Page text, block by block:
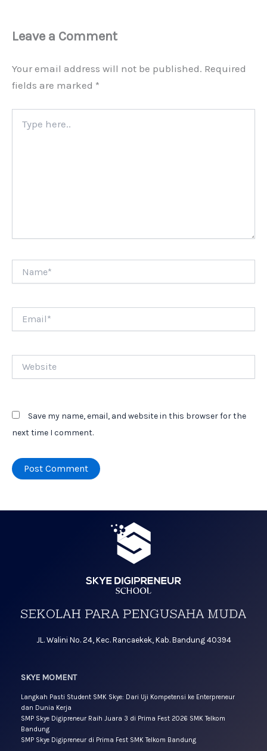
Leave a Comment
Your email address will not be published. Required
fields are marked *
here..
Save my name, email, and website in this browser for the
next time I comment.
JL. Walini No. 24, Kec. Rancaekek, Kab. Bandung 40394
SKYE MOMENT
Langkah Pasti Student SMK Skye: Dari Uji Kompetensi ke Enterpreneur
dan Dunia Kerja
SMP Skye Digipreneur Raih Juara 3 di Prima Fest 2026 SMK Telkom
Bandung
SMP Skye Digipreneur di Prima Fest SMK Telkom Bandung